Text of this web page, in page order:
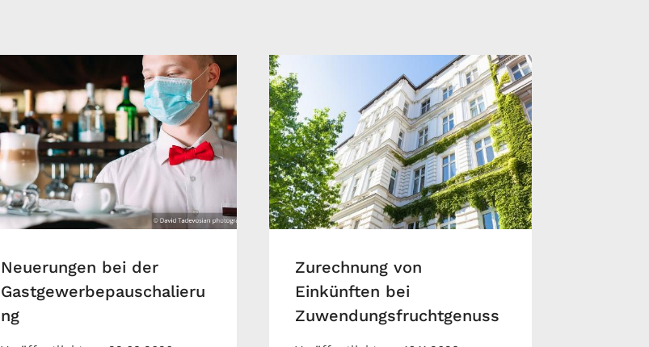
Neuerungen bei der
Gastgewerbepauschalieru
ng
Zurechnung von
Einkünften bei
Zuwendungsfruchtgenuss